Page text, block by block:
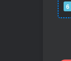
6